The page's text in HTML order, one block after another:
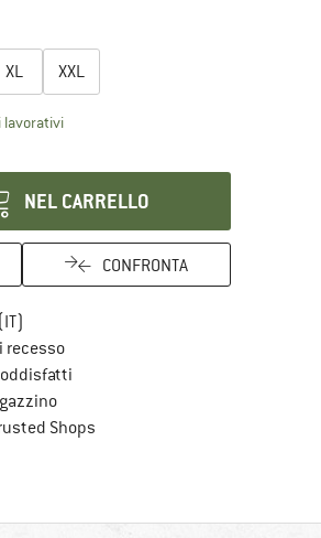
XL XXL
lavorativiIl link si apre in una casella
NEL CARRELLO
CONFRONTA
recessoVai alla politica di recesso qui Si
ShopsTrovi tutte le informazioni qui!